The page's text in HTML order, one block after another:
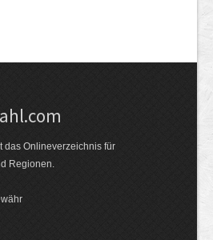
das Onlineverzeichnis für
Regionen.